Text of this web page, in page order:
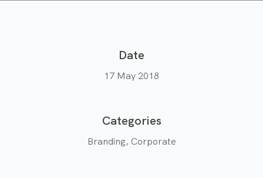
Date
17 May 2018
Categories
Branding, Corporate